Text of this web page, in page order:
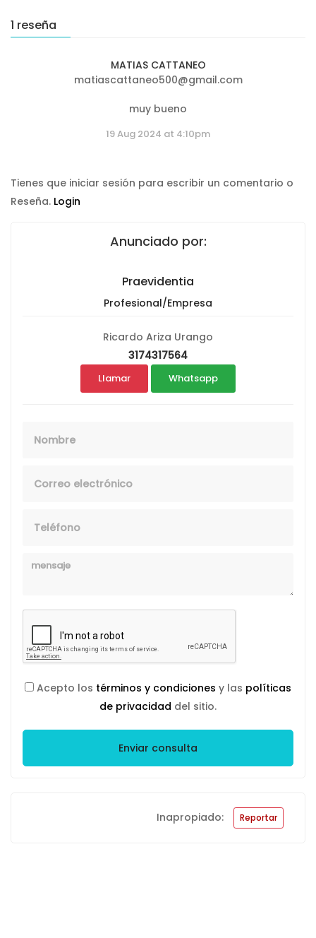
1 reseña
MATIAS CATTANEO
matiascattaneo500@gmail.com
muy bueno
19 Aug 2024 at 4:10pm
Tienes que iniciar sesión para escribir un comentario o
Reseña. Login
Anunciado por:
Praevidentia
Profesional/Empresa
Ricardo Ariza Urango
3174317564
Llamar Whatsapp
Acepto los términos y condiciones y las políticas
de privacidad del sitio.
Enviar consulta
Inapropiado: Reportar